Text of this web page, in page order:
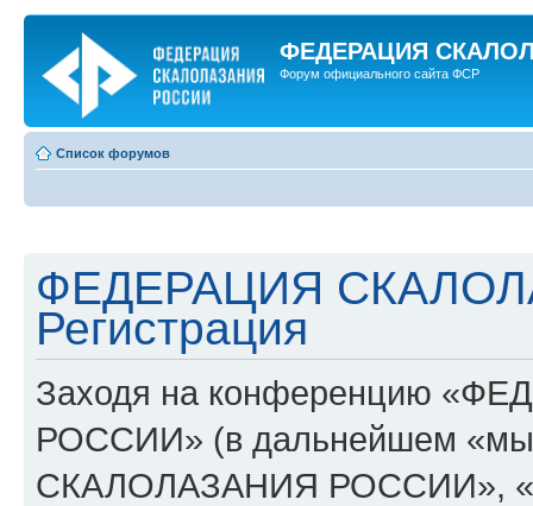
ФЕДЕРАЦИЯ
Форум официального сайта ФСР
Список форумов
ФЕДЕРАЦИЯ
Регистрация
Заходя на конференцию
РОССИИ» (в дальнейшем
СКАЛОЛАЗАНИЯ РОССИИ»,